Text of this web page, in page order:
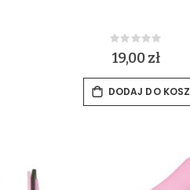
Rating:
0%
19,00 zł
DODAJ DO